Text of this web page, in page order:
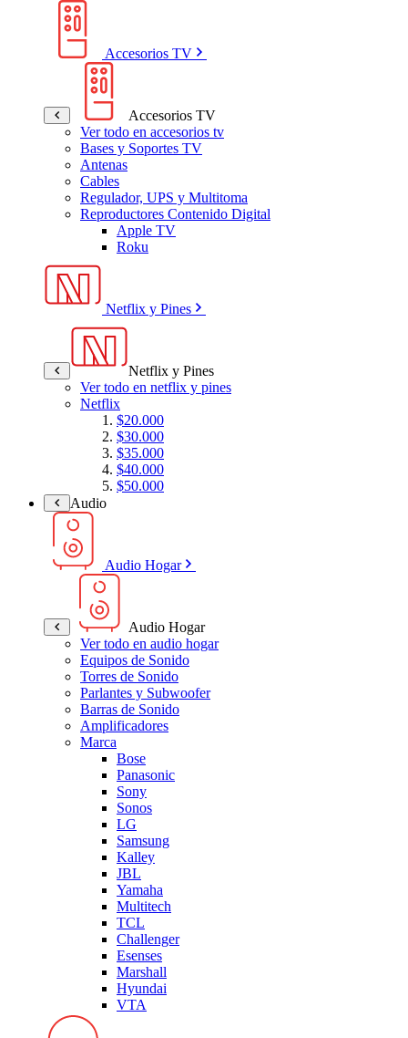
Accesorios TV
Accesorios TV
Ver todo en accesorios tv
Bases y Soportes TV
Antenas
Cables
Regulador, UPS y Multitoma
Reproductores Contenido Digital
Apple TV
Roku
Netflix y Pines
Netflix y Pines
Ver todo en netflix y pines
Netflix
$20.000
$30.000
$35.000
$40.000
$50.000
Audio
Audio Hogar
Audio Hogar
Ver todo en audio hogar
Equipos de Sonido
Torres de Sonido
Parlantes y Subwoofer
Barras de Sonido
Amplificadores
Marca
Bose
Panasonic
Sony
Sonos
LG
Samsung
Kalley
JBL
Yamaha
Multitech
TCL
Challenger
Esenses
Marshall
Hyundai
VTA